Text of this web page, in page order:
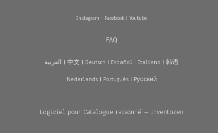
Instagram | Facebook| Youtube
FAQ
العربية | 中文 | Deutsch | Español | Italiano | 韩语
Nederlands| Português| Pусский
Logiciel pour Catalogue raisonné – Inventozen